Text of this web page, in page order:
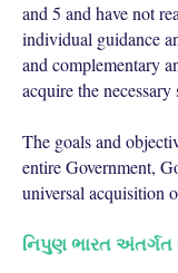
and 5 and have not
individual guidance
and complementary
acquire the necessary
The goals and
entire Government,
universal acquisition
નિપુણ ભારત અંતર્ગત